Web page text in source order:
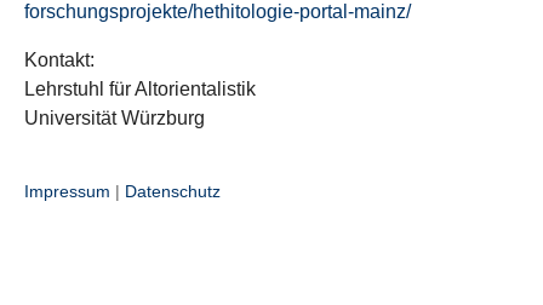
forschungsprojekte/hethitologie-portal-mainz/
Kontakt:
Lehrstuhl für Altorientalistik
Universität Würzburg
Impressum | Datenschutz